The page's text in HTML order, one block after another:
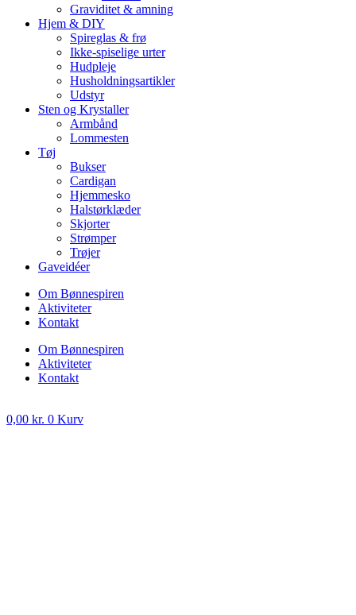
Graviditet & amning
Hjem & DIY
Spireglas & frø
Ikke-spiselige urter
Hudpleje
Husholdningsartikler
Udstyr
Sten og Krystaller
Armbånd
Lommesten
Tøj
Bukser
Cardigan
Hjemmesko
Halstørklæder
Skjorter
Strømper
Trøjer
Gaveidéer
Om Bønnespiren
Aktiviteter
Kontakt
Om Bønnespiren
Aktiviteter
Kontakt
0,00 kr. 0 Kurv